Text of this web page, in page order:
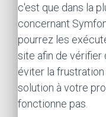
c'est que dans la
concernant
pourrez les
site afin de vérifier
éviter la
solution à votre
fonctionne pas.